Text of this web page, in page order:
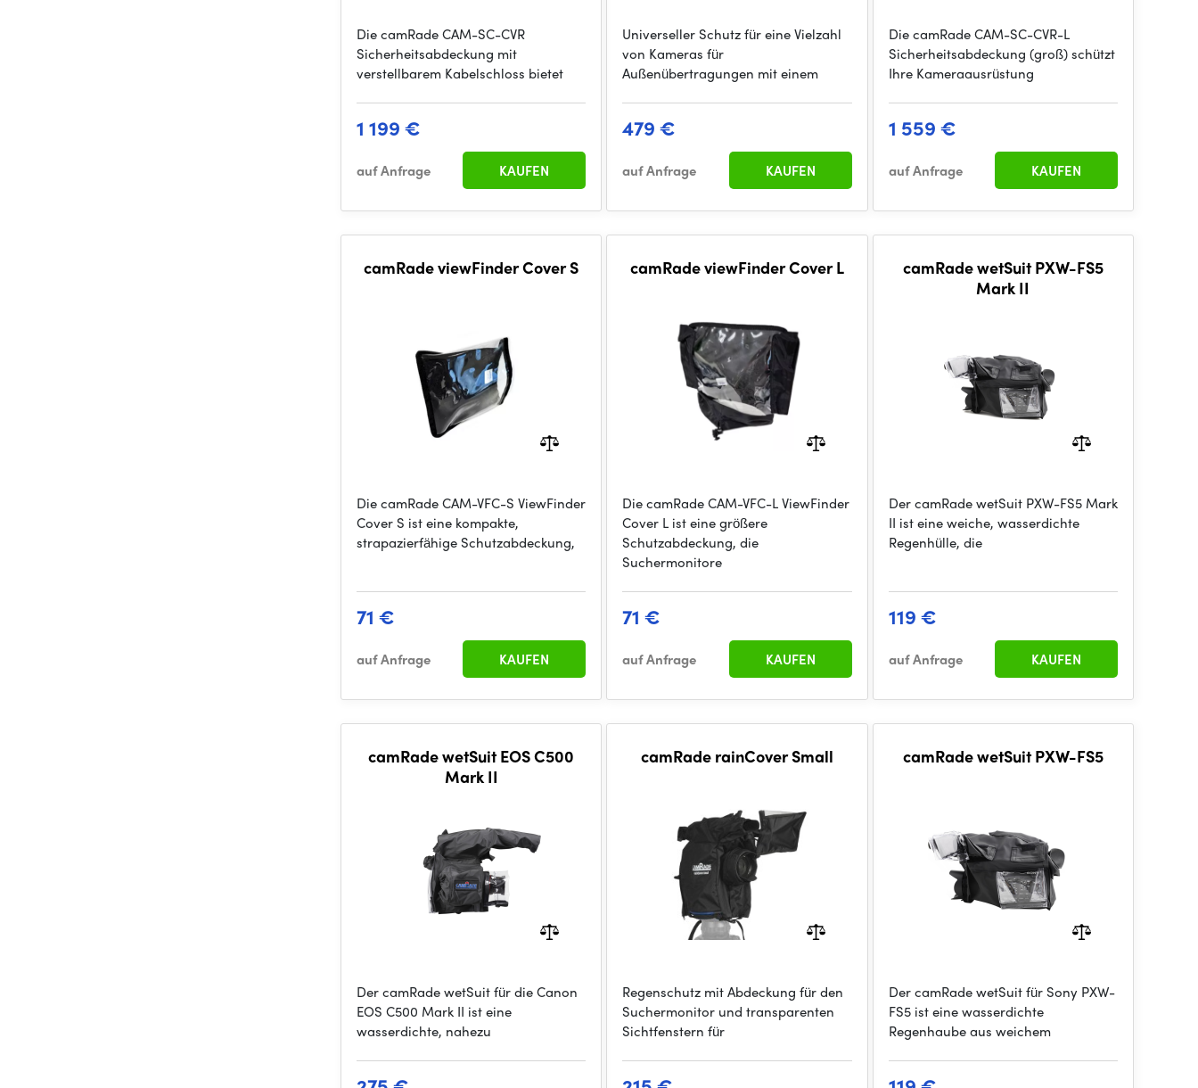
Die camRade CAM-SC-CVR
Sicherheitsabdeckung mit
verstellbarem Kabelschloss bietet
1 199 €
auf Anfrage KAUFEN
Universeller Schutz für eine Vielzahl
von Kameras für
Außenübertragungen mit einem
479 €
auf Anfrage KAUFEN
Die camRade CAM-SC-CVR-L
Sicherheitsabdeckung (groß) schützt
Ihre Kameraausrüstung
1 559 €
auf Anfrage KAUFEN
camRade viewFinder Cover S
Die camRade CAM-VFC-S ViewFinder
Cover S ist eine kompakte,
strapazierfähige Schutzabdeckung,
71 €
auf Anfrage KAUFEN
camRade viewFinder Cover L
Die camRade CAM-VFC-L ViewFinder
Cover L ist eine größere
Schutzabdeckung, die
Suchermonitore
71 €
auf Anfrage KAUFEN
camRade wetSuit PXW-FS5
Mark II
Der camRade wetSuit PXW-FS5 Mark
II ist eine weiche, wasserdichte
Regenhülle, die
119 €
auf Anfrage KAUFEN
camRade wetSuit EOS C500
Mark II
Der camRade wetSuit für die Canon
EOS C500 Mark II ist eine
wasserdichte, nahezu
camRade rainCover Small
Regenschutz mit Abdeckung für den
Suchermonitor und transparenten
Sichtfenstern für
camRade wetSuit PXW-FS5
Der camRade wetSuit für Sony PXW-
FS5 ist eine wasserdichte
Regenhaube aus weichem